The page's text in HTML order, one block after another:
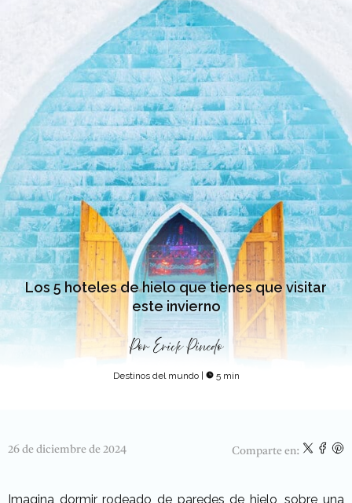
Los 5 hoteles de hielo que tienes que visitar
este invierno
Por Erick Pinedo
Destinos del mundo | 5 min
26 de diciembre de 2024 Comparte en:
Imagina dormir rodeado de paredes de hielo, sobre una